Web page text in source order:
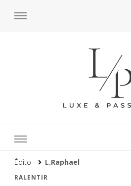
Édito L.Raphael
RALENTIR